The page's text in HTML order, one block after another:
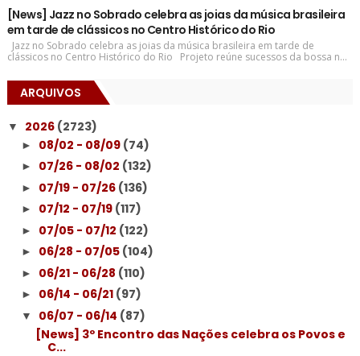
[News] Jazz no Sobrado celebra as joias da música brasileira
em tarde de clássicos no Centro Histórico do Rio
Jazz no Sobrado celebra as joias da música brasileira em tarde de
clássicos no Centro Histórico do Rio Projeto reúne sucessos da bossa n...
ARQUIVOS
▼ 2026 (2723)
► 08/02 - 08/09 (74)
► 07/26 - 08/02 (132)
► 07/19 - 07/26 (136)
► 07/12 - 07/19 (117)
► 07/05 - 07/12 (122)
► 06/28 - 07/05 (104)
► 06/21 - 06/28 (110)
► 06/14 - 06/21 (97)
▼ 06/07 - 06/14 (87)
[News] 3º Encontro das Nações celebra os Povos e
C...